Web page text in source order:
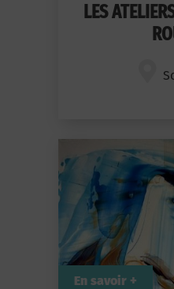
LES
En savoir +